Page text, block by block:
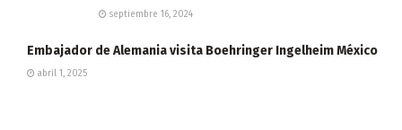
septiembre 16, 2024
Embajador de Alemania visita Boehringer Ingelheim México
abril 1, 2025